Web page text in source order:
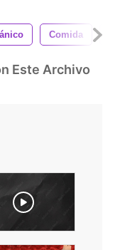
Comida
Este Archivo